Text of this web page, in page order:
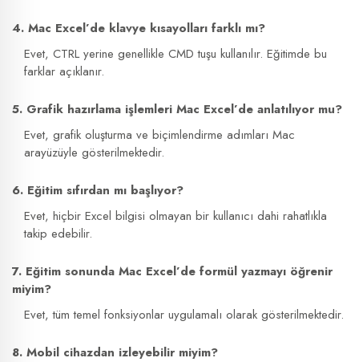
4. Mac Excel’de klavye kısayolları farklı mı?
Evet, CTRL yerine genellikle CMD tuşu kullanılır. Eğitimde bu
farklar açıklanır.
5. Grafik hazırlama işlemleri Mac Excel’de anlatılıyor mu?
Evet, grafik oluşturma ve biçimlendirme adımları Mac
arayüzüyle gösterilmektedir.
6. Eğitim sıfırdan mı başlıyor?
Evet, hiçbir Excel bilgisi olmayan bir kullanıcı dahi rahatlıkla
takip edebilir.
7. Eğitim sonunda Mac Excel’de formül yazmayı öğrenir
miyim?
Evet, tüm temel fonksiyonlar uygulamalı olarak gösterilmektedir.
8. Mobil cihazdan izleyebilir miyim?